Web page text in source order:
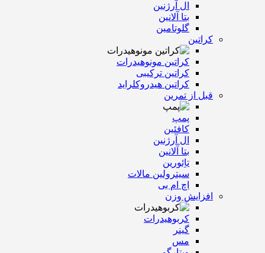
ال آرژنین
بتا آلانین
گلوتامین
کراتین
کراتین مونوهیدرات
کراتین ترکیبی
کراتین هیدروکلراید
قبل از تمرین
پمپ
کافئین
ال آرژنین
بتا آلانین
تاِئورین
سیترولین مالات
اچ ام بی
افزایش وزن
کربوهیدرات
گینر
مس